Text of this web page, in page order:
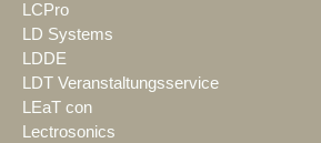
LCPro
LD Systems
LDDE
LDT Veranstaltungsservice
LEaT con
Lectrosonics